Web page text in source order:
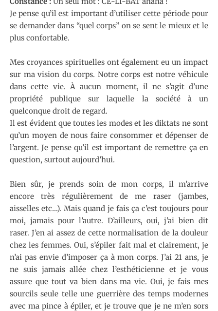
Je pense qu’il est important d’utiliser cette période pour
se demander dans “quel corps” on se sent le mieux et le
plus confortable.
Mes croyances spirituelles ont également eu un impact
sur ma vision du corps. Notre corps est notre véhicule
dans cette vie. À aucun moment, il ne s’agit d’une
propriété publique sur laquelle la société à un
quelconque droit de regard.
Il est évident que toutes les modes et les diktats ne sont
qu’un moyen de nous faire consommer et dépenser de
l’argent. Je pense qu’il est important de remettre ça en
question, surtout aujourd’hui.
Bien sûr, je prends soin de mon corps, il m’arrive
encore très régulièrement de me raser (jambes,
aisselles etc…). Mais quand je fais ça c’est toujours pour
moi, jamais pour l’autre. D’ailleurs, oui, j’ai bien dit
raser. J’en ai assez de cette normalisation de la douleur
chez les femmes. Oui, s’épiler fait mal et clairement, je
n’ai pas envie d’imposer ça à mon corps. J’ai 21 ans, je
ne suis jamais allée chez l’esthéticienne et je vous
assure que tout va bien dans ma vie. Oui, je fais mes
sourcils seule telle une guerrière des temps modernes
avec ma pince à épiler, et je trouve que je ne m’en sors